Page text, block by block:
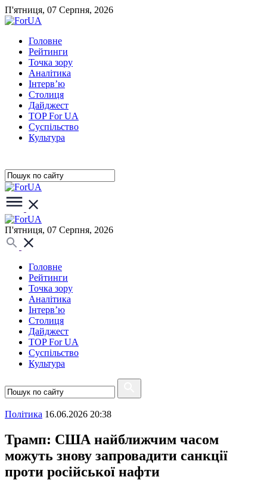
П'ятниця, 07 Серпня, 2026
Головне
Рейтинги
Точка зору
Аналітика
Інтерв’ю
Столиця
Дайджест
TOP For UA
Суспiльство
Культура
П'ятниця, 07 Серпня, 2026
Головне
Рейтинги
Точка зору
Аналітика
Інтерв’ю
Столиця
Дайджест
TOP For UA
Суспiльство
Культура
Полiтика 16.06.2026 20:38
Трамп: США найближчим часом
можуть знову запровадити санкції
проти російської нафти